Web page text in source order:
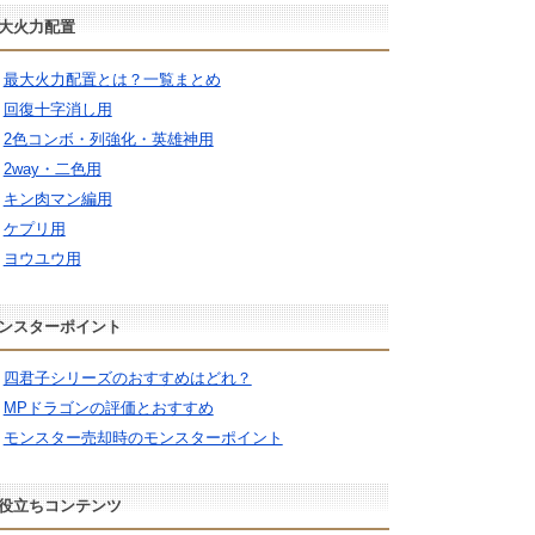
火力配置
最大火力配置とは？一覧まとめ
回復十字消し用
2色コンボ・列強化・英雄神用
2way・二色用
キン肉マン編用
ケプリ用
ヨウユウ用
スターポイント
四君子シリーズのおすすめはどれ？
MPドラゴンの評価とおすすめ
モンスター売却時のモンスターポイント
立ちコンテンツ